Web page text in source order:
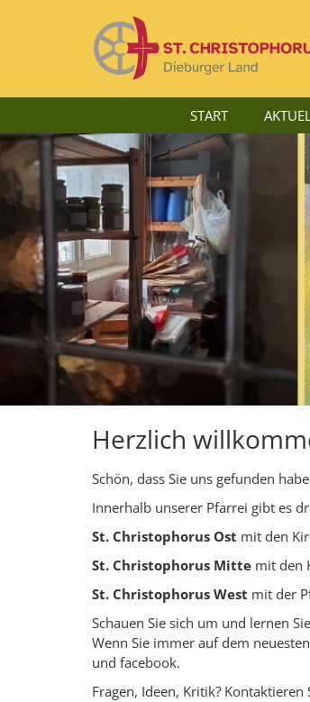
START
Herzlich
Schön, dass Sie uns gefunden
Innerhalb unserer Pfarrei gibt es
St. Christophorus Ost mit den
St. Christophorus Mitte mit den
St. Christophorus West mit der
Schauen Sie sich um und lernen
Wenn Sie immer auf dem
und facebook.
Fragen, Ideen, Kritik? Kontaktieren